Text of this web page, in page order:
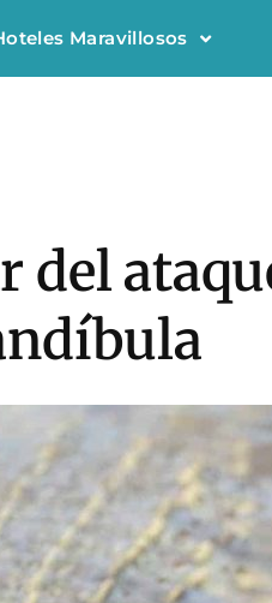
Maravillosos
del